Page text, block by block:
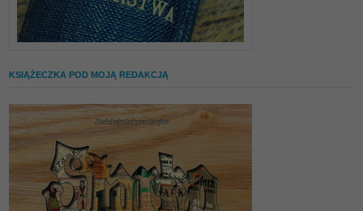
KSIĄŻECZKA POD MOJĄ REDAKCJĄ